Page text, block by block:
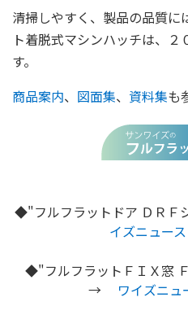
清掃しやすく、製品の品質に
ト着脱式マシンハッチは、
す。
商品案内、 図面集、 資料集も
◆"フルフラットドア ＤＲ
イズニュース
◆"フルフラットＦＩＸ窓
→
ワイズニュ